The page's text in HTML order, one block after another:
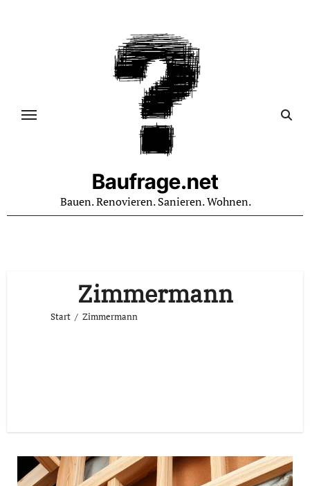
Baufrage.net
Bauen. Renovieren. Sanieren. Wohnen.
Zimmermann
Start Zimmermann